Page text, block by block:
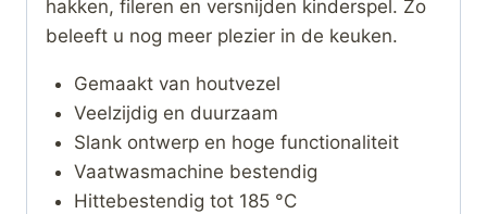
hakken, fileren en versnijden kinderspel. Zo
beleeft u nog meer plezier in de keuken.
Gemaakt van houtvezel
Veelzijdig en duurzaam
Slank ontwerp en hoge functionaliteit
Vaatwasmachine bestendig
Hittebestendig tot 185 °C